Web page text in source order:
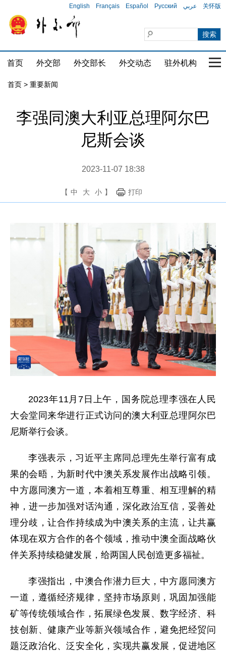
English Français Español Русский عربي 关怀版
首页 外交部 外交部长 外交动态 驻外机构 国
首页 > 重要新闻
李强同澳大利亚总理阿尔巴
尼斯会谈
2023-11-07 18:38
【 中 大 小 】 打印
2023年11月7日上午，国务院总理李强在人民
大会堂同来华进行正式访问的澳大利亚总理阿尔巴
尼斯举行会谈。
李强表示，习近平主席同总理先生举行富有成
果的会晤，为新时代中澳关系发展作出战略引领。
中方愿同澳方一道，本着相互尊重、相互理解的精
神，进一步加强对话沟通，深化政治互信，妥善处
理分歧，让合作持续成为中澳关系的主流，让共赢
体现在双方合作的各个领域，推动中澳全面战略伙
伴关系持续稳健发展，给两国人民创造更多福祉。
李强指出，中澳合作潜力巨大，中方愿同澳方
一道，遵循经济规律，坚持市场原则，巩固加强能
矿等传统领域合作，拓展绿色发展、数字经济、科
技创新、健康产业等新兴领域合作，避免把经贸问
题泛政治化、泛安全化，实现共赢发展，促进地区